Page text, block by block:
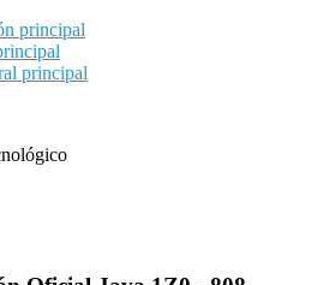
principal
principal